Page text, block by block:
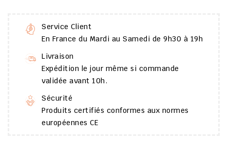
Service Client
En France du Mardi au Samedi de 9h30 à 19h
Livraison
Expédition le jour même si commande
validée avant 10h.
Sécurité
Produits certifiés conformes aux normes
européennes CE